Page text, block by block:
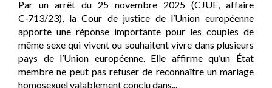
Par un arrêt du 25 novembre 2025 (CJUE, affaire
C‑713/23), la Cour de justice de l’Union européenne
apporte une réponse importante pour les couples de
même sexe qui vivent ou souhaitent vivre dans plusieurs
pays de l’Union européenne. Elle affirme qu’un État
membre ne peut pas refuser de reconnaître un mariage
homosexuel valablement conclu dans...